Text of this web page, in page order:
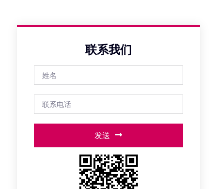
联系我们
发送